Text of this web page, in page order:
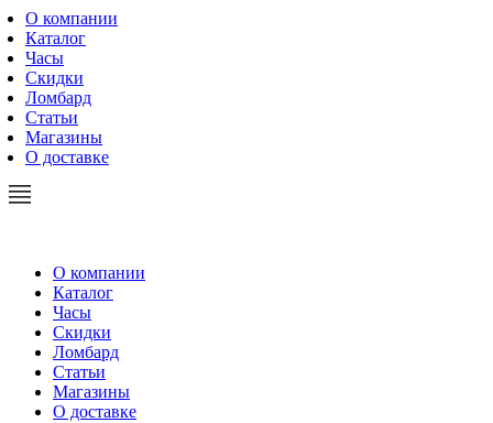
О компании
Каталог
Часы
Скидки
Ломбард
Статьи
Магазины
О доставке
О компании
Каталог
Часы
Скидки
Ломбард
Статьи
Магазины
О доставке